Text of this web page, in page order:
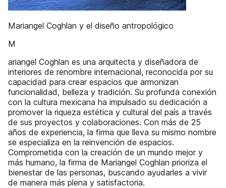
Mariangel Coghlan y el diseño antropológico
M
ariangel Coghlan es una arquitecta y diseñadora de
interiores de renombre internacional, reconocida por su
capacidad para crear espacios que armonizan
funcionalidad, belleza y tradición. Su profunda conexión
con la cultura mexicana ha impulsado su dedicación a
promover la riqueza estética y cultural del país a través
de sus proyectos y colaboraciones. Con más de 25
años de experiencia, la firma que lleva su mismo nombre
se especializa en la reinvención de espacios.
Comprometida con la creación de un mundo mejor y
más humano, la firma de Mariangel Coghlan prioriza el
bienestar de las personas, buscando ayudarles a vivir
de manera más plena y satisfactoria.